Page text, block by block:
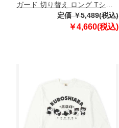
ガード 切り替え ロング Tシャ
ツ 65-10800-2定価 ￥5,489(税込)
￥4,660(税込)